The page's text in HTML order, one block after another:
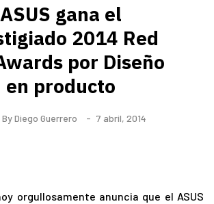
ASUS gana el
2014 Red
por Diseño
en producto
ByDiego Guerrero 7 abril, 2014
orgullosamente anuncia que el ASUS